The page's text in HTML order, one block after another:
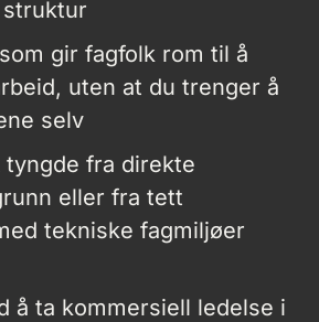
gir fagfolk rom til å
uten at du trenger å
selv
tyngde fra direkte
eller fra tett
tekniske fagmiljøer
å ta kommersiell ledelse i